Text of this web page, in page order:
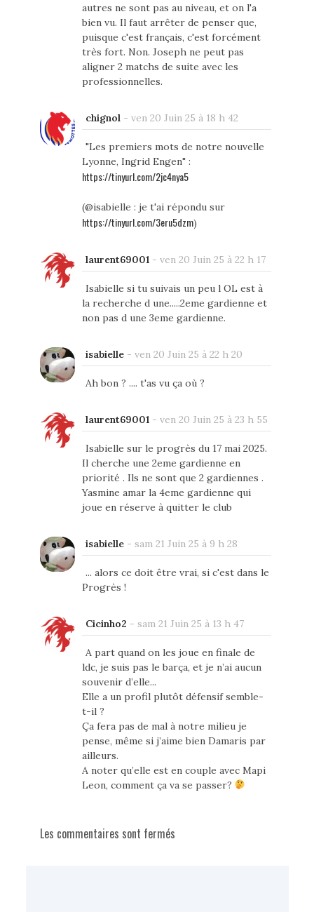
autres ne sont pas au niveau, et on l'a
bien vu. Il faut arrêter de penser que,
puisque c'est français, c'est forcément
très fort. Non. Joseph ne peut pas
aligner 2 matchs de suite avec les
professionnelles.
chignol - ven 20 Juin 25 à 18 h 42
"Les premiers mots de notre nouvelle
Lyonne, Ingrid Engen" :
https://tinyurl.com/2jc4nya5
(@isabielle : je t'ai répondu sur
https://tinyurl.com/3eru5dzm)
laurent69001 - ven 20 Juin 25 à 22 h 17
Isabielle si tu suivais un peu l OL est à
la recherche d une.....2eme gardienne et
non pas d une 3eme gardienne.
isabielle- ven 20 Juin 25 à 22 h 20
Ah bon ? .... t'as vu ça où ?
laurent69001 - ven 20 Juin 25 à 23 h 55
Isabielle sur le progrès du 17 mai 2025.
Il cherche une 2eme gardienne en
priorité . Ils ne sont que 2 gardiennes .
Yasmine amar la 4eme gardienne qui
joue en réserve à quitter le club
isabielle- sam 21 Juin 25 à 9 h 28
... alors ce doit être vrai, si c'est dans le
Progrès !
Cicinho2 - sam 21 Juin 25 à 13 h 47
A part quand on les joue en finale de
ldc, je suis pas le barça, et je n’ai aucun
souvenir d’elle...
Elle a un profil plutôt défensif semble-
t-il ?
Ça fera pas de mal à notre milieu je
pense, même si j’aime bien Damaris par
ailleurs.
A noter qu’elle est en couple avec Mapi
Leon, comment ça va se passer?
Les commentaires sont fermés